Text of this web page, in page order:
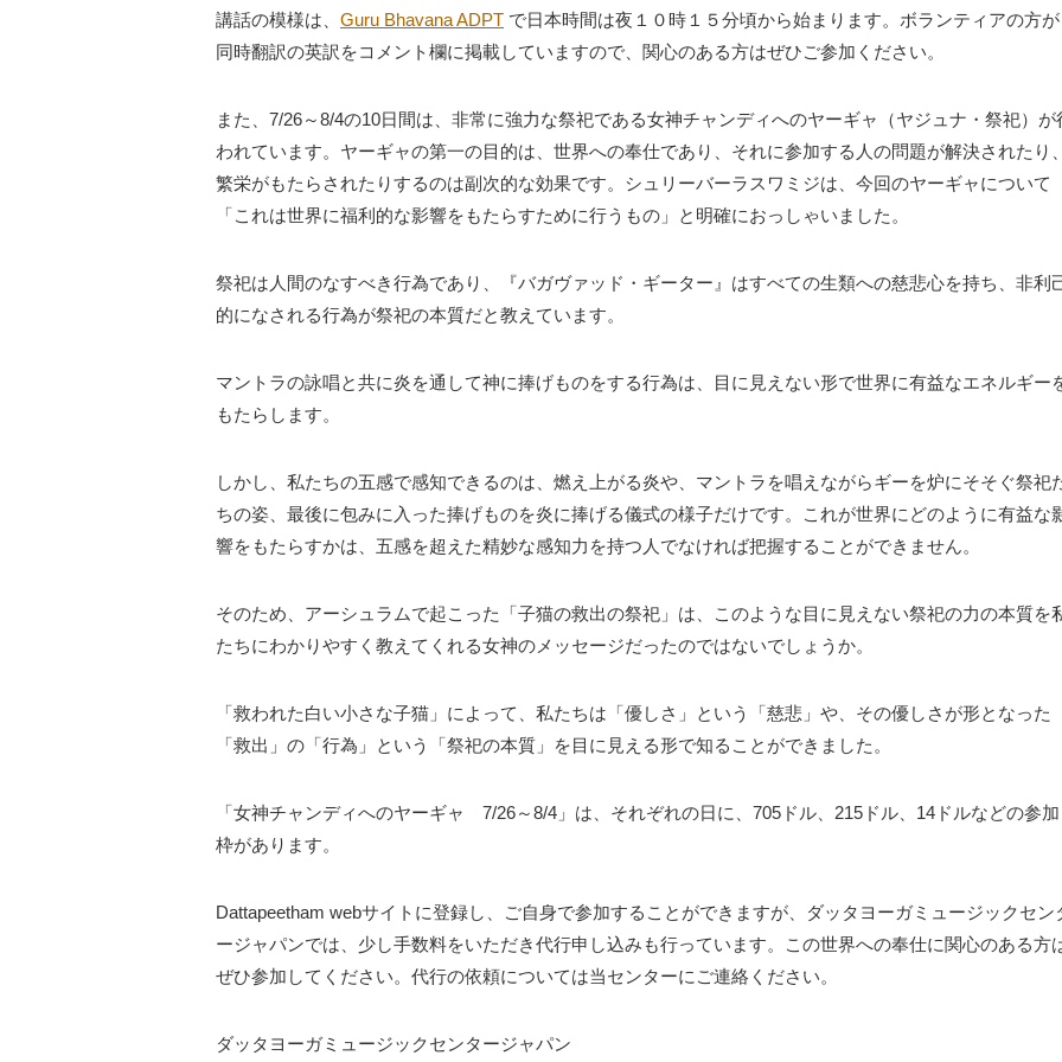
講話の模様は、 Guru Bhavana ADPT で日本時間は夜１０時１５分頃から始まります。ボランティアの方が
同時翻訳の英訳をコメント欄に掲載していますので、関心のある方はぜひご参加ください。
また、7/26～8/4の10日間は、非常に強力な祭祀である女神チャンディへのヤーギャ（ヤジュナ・祭祀）が
われています。ヤーギャの第一の目的は、世界への奉仕であり、それに参加する人の問題が解決されたり、
繁栄がもたらされたりするのは副次的な効果です。シュリーバーラスワミジは、今回のヤーギャについて
「これは世界に福利的な影響をもたらすために行うもの」と明確におっしゃいました。
祭祀は人間のなすべき行為であり、『バガヴァッド・ギーター』はすべての生類への慈悲心を持ち、非利
的になされる行為が祭祀の本質だと教えています。
マントラの詠唱と共に炎を通して神に捧げものをする行為は、目に見えない形で世界に有益なエネルギー
もたらします。
しかし、私たちの五感で感知できるのは、燃え上がる炎や、マントラを唱えながらギーを炉にそそぐ祭祀
ちの姿、最後に包みに入った捧げものを炎に捧げる儀式の様子だけです。これが世界にどのように有益な
響をもたらすかは、五感を超えた精妙な感知力を持つ人でなければ把握することができません。
そのため、アーシュラムで起こった「子猫の救出の祭祀」は、このような目に見えない祭祀の力の本質を
たちにわかりやすく教えてくれる女神のメッセージだったのではないでしょうか。
「救われた白い小さな子猫」によって、私たちは「優しさ」という「慈悲」や、その優しさが形となった
「救出」の「行為」という「祭祀の本質」を目に見える形で知ることができました。
「女神チャンディへのヤーギャ 7/26～8/4」は、それぞれの日に、705ドル、215ドル、14ドルなどの参加
枠があります。
Dattapeetham webサイトに登録し、ご自身で参加することができますが、ダッタヨーガミュージックセン
ージャパンでは、少し手数料をいただき代行申し込みも行っています。この世界への奉仕に関心のある方
ぜひ参加してください。代行の依頼については当センターにご連絡ください。
ダッタヨーガミュージックセンタージャパン